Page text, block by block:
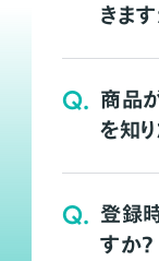
きま
Q. 商品
を知
Q. 登録
すか？